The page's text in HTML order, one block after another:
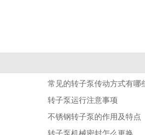
常见的转子泵传动方式有哪
转子泵运行注意事项
不锈钢转子泵的作用及特点
转子泵机械密封怎么更换